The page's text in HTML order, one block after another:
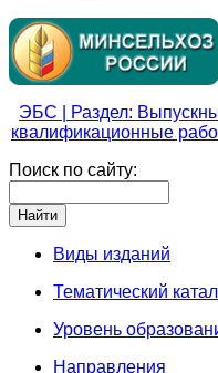
ЭБС | Раздел:
квалификационные
Поиск по сайту:
Виды изданий
Тематический
Уровень
Направления